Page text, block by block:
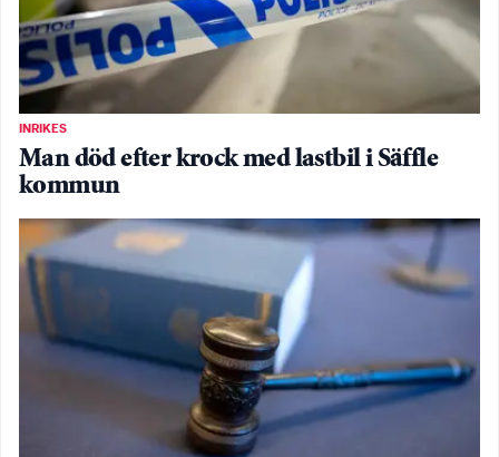
INRIKES
Man död efter krock med lastbil i Säffle
kommun